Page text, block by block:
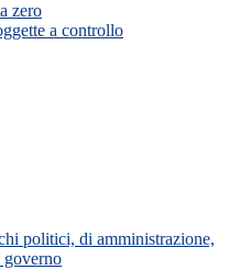
zero
a controllo
politici, di amministrazione,